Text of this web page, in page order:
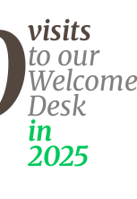
visits
to our
Desk
in
2025